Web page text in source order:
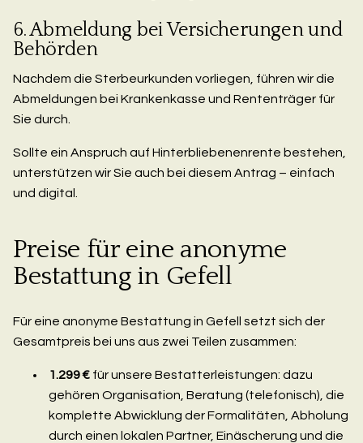
6. Abmeldung bei Versicherungen und
Behörden
Nachdem die Sterbeurkunden vorliegen, führen wir die
Abmeldungen bei Krankenkasse und Rententräger für
Sie durch.
Sollte ein Anspruch auf Hinterbliebenenrente bestehen,
unterstützen wir Sie auch bei diesem Antrag – einfach
und digital.
Preise für eine anonyme
Bestattung in Gefell
Für eine anonyme Bestattung in Gefell setzt sich der
Gesamtpreis bei uns aus zwei Teilen zusammen:
1.299 € für unsere Bestatterleistungen: dazu
gehören Organisation, Beratung (telefonisch), die
komplette Abwicklung der Formalitäten, Abholung
durch einen lokalen Partner, Einäscherung und die